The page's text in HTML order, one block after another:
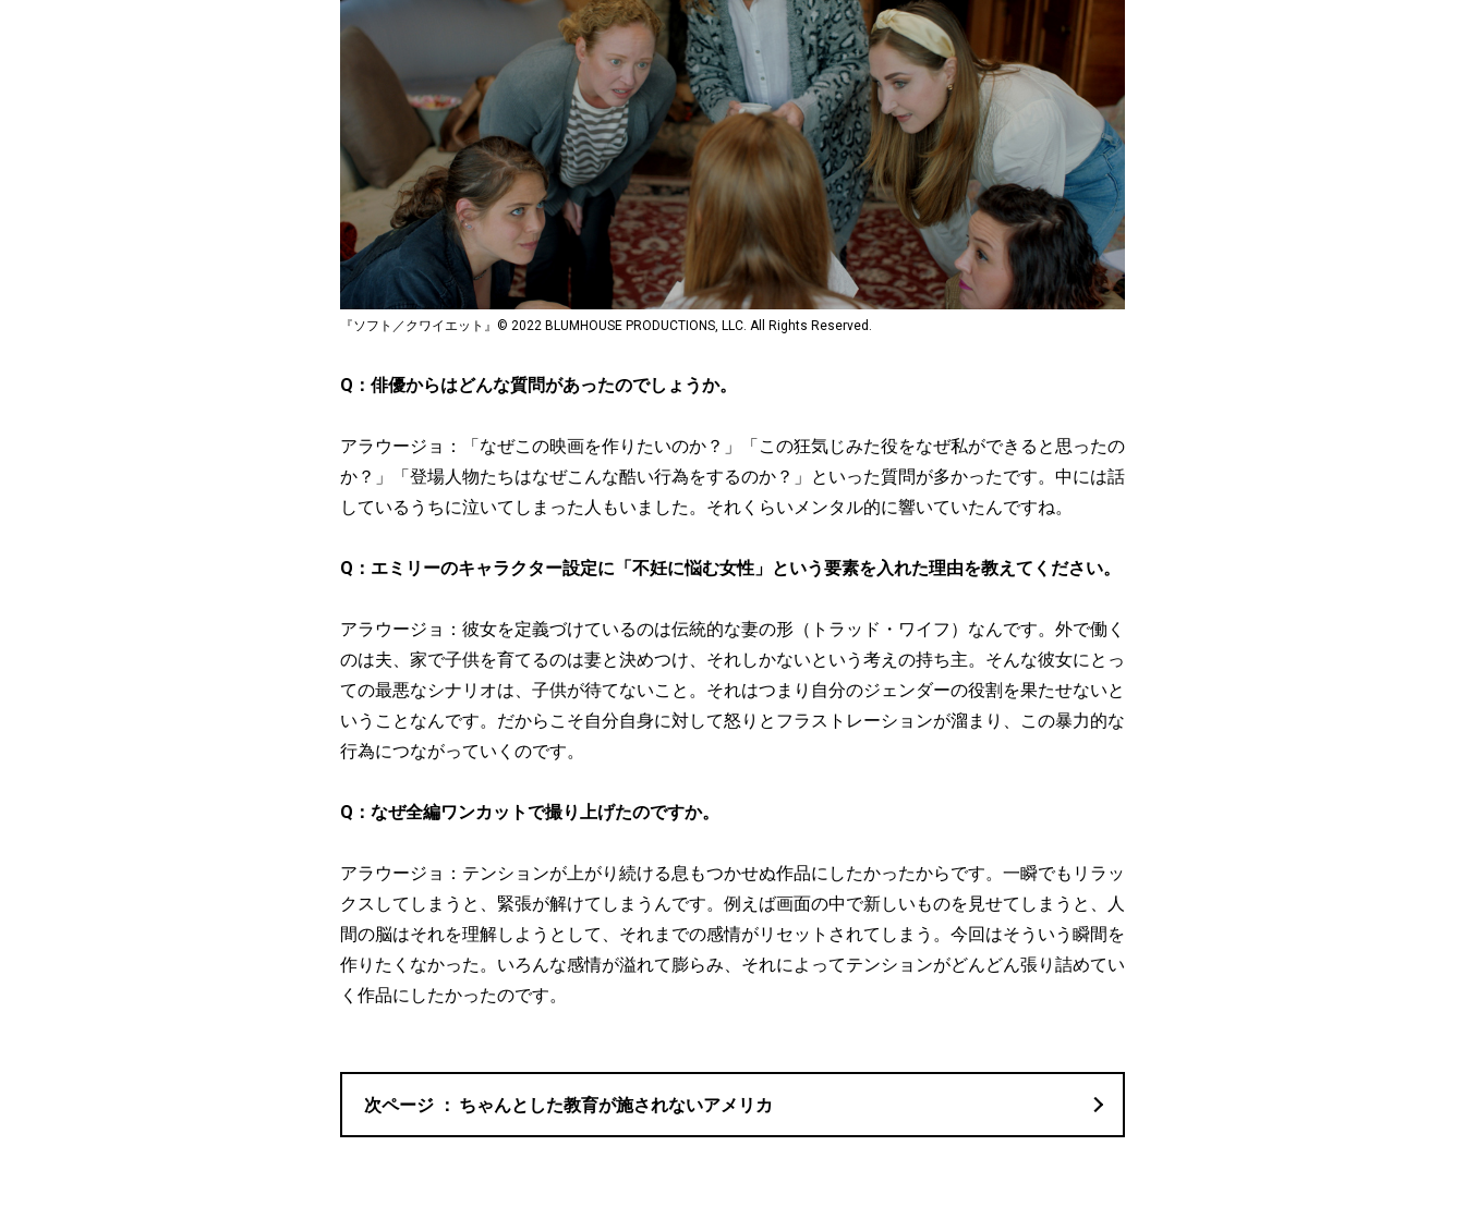
『ソフト／クワイエット』© 2022 BLUMHOUSE PRODUCTIONS, LLC. All Rights Reserved.
Q：俳優からはどんな質問があったのでしょうか。
アラウージョ：「なぜこの映画を作りたいのか？」「この狂気じみた役をなぜ私ができると思ったの
か？」「登場人物たちはなぜこんな酷い行為をするのか？」といった質問が多かったです。中には話
しているうちに泣いてしまった人もいました。それくらいメンタル的に響いていたんですね。
Q：エミリーのキャラクター設定に「不妊に悩む女性」という要素を入れた理由を教えてください。
アラウージョ：彼女を定義づけているのは伝統的な妻の形（トラッド・ワイフ）なんです。外で働く
のは夫、家で子供を育てるのは妻と決めつけ、それしかないという考えの持ち主。そんな彼女にとっ
ての最悪なシナリオは、子供が待てないこと。それはつまり自分のジェンダーの役割を果たせないと
いうことなんです。だからこそ自分自身に対して怒りとフラストレーションが溜まり、この暴力的な
行為につながっていくのです。
Q：なぜ全編ワンカットで撮り上げたのですか。
アラウージョ：テンションが上がり続ける息もつかせぬ作品にしたかったからです。一瞬でもリラッ
クスしてしまうと、緊張が解けてしまうんです。例えば画面の中で新しいものを見せてしまうと、人
間の脳はそれを理解しようとして、それまでの感情がリセットされてしまう。今回はそういう瞬間を
作りたくなかった。いろんな感情が溢れて膨らみ、それによってテンションがどんどん張り詰めてい
く作品にしたかったのです。
ちゃんとした教育が施されないアメリカ